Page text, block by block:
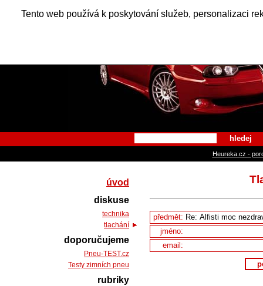
Tento web používá k poskytování služeb, personalizaci
Alfa
hledej
Heureka.cz -
předmět:
jméno:
email:
úvod
diskuse
technika
tlachání
doporučujeme
Pneu-TEST.cz
Testy zimních pneu
rubriky